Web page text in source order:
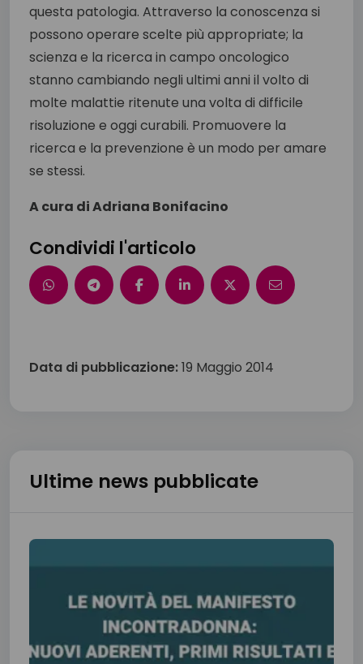
questa patologia. Attraverso la conoscenza si
possono operare scelte più appropriate; la
scienza e la ricerca in campo oncologico
stanno cambiando negli ultimi anni il volto di
molte malattie ritenute una volta di difficile
risoluzione e oggi curabili. Promuovere la
ricerca e la prevenzione è un modo per amare
se stessi.
A cura di Adriana Bonifacino
Condividi l'articolo
Data di pubblicazione:19 Maggio 2014
Ultime news pubblicate